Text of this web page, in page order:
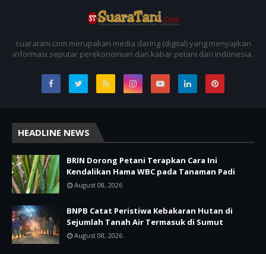
suaratani.com merupakan media daring (digital) yang menyajikan
informasi seputar perekonomian dan kabar petani dari Indonesia.
HEADLINE NEWS
BRIN Dorong Petani Terapkan Cara Ini
Kendalikan Hama WBC pada Tanaman Padi
August 08, 2026
BNPB Catat Peristiwa Kebakaran Hutan di
Sejumlah Tanah Air Termasuk di Sumut
August 08, 2026